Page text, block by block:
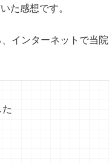
た感想です。
インターネットで当院